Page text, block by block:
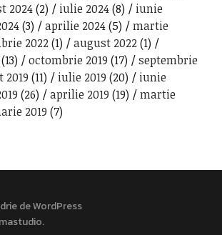
2024(2) iulie 2024(8)
iunie
(3) aprilie 2024(5)
martie
2022(1) august 2022(1)
(13) octombrie 2019 (17)
septembrie
(11) iulie 2019 (20)
iunie
(26) aprilie 2019 (19)
martie
2019 (7)
de WordPress
.